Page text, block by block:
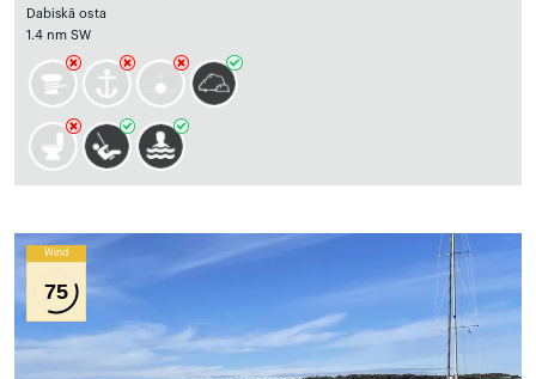
Dabiskā osta
1.4 nm SW
Wind
75